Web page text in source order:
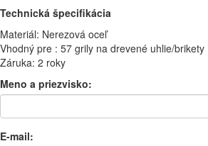
Technická špecifikácia
Materiál: Nerezová oceľ
Vhodný pre : 57 grily na drevené uhlie/brikety
Záruka: 2 roky
Meno a priezvisko:
E-mail: